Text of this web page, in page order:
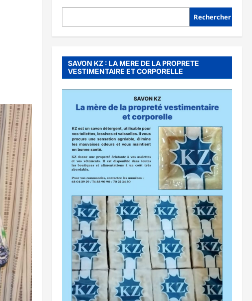
Rechercher
SAVON KZ : LA MERE DE LA PROPRETE
VESTIMENTAIRE ET CORPORELLE